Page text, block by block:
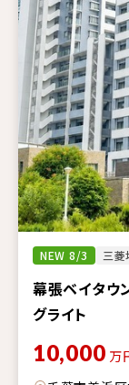
NEW 8/3 三菱
幕張ベイタウ
グライト
10,000 万